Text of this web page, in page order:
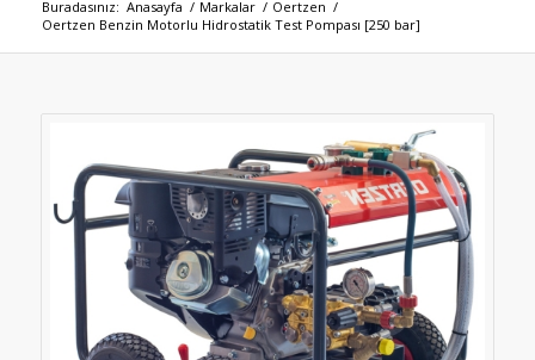
Buradasınız: Anasayfa / Markalar / Oertzen /
Oertzen Benzin Motorlu Hidrostatik Test Pompası [250 bar]